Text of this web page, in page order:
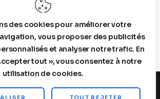
des cookies pour améliorer votre
vous proposer des publicités
et analyser notre trafic. En
tout », vous consentez à notre
utilisation de cookies.
TOUT REJETER